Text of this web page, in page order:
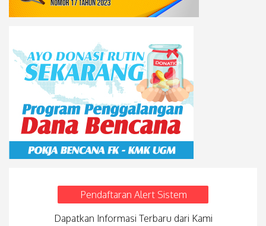
Pendaftaran Alert Sistem
Dapatkan Informasi Terbaru dari Kami